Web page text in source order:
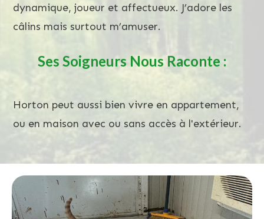
dynamique, joueur et affectueux. J’adore les
câlins mais surtout m’amuser.
Ses Soigneurs Nous Raconte :
Horton peut aussi bien vivre en appartement,
ou en maison avec ou sans accès à l'extérieur.